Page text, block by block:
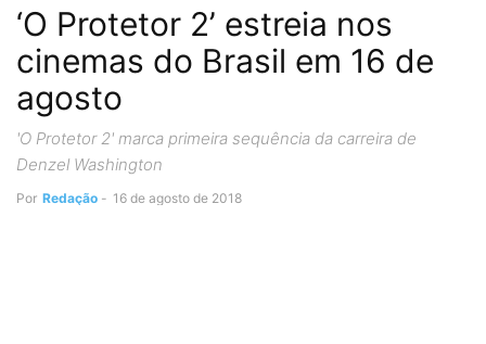
‘O Protetor 2’ estreia nos
cinemas do Brasil em 16 de
agosto
'O Protetor 2' marca primeira sequência da carreira de
Denzel Washington
Por Redação - 16 de agosto de 2018